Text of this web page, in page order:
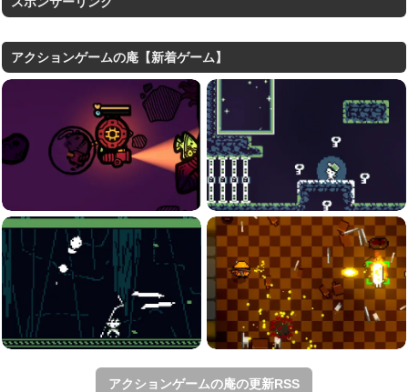
アクションゲームの庵【新着ゲーム】
アクションゲームの庵の更新RSS